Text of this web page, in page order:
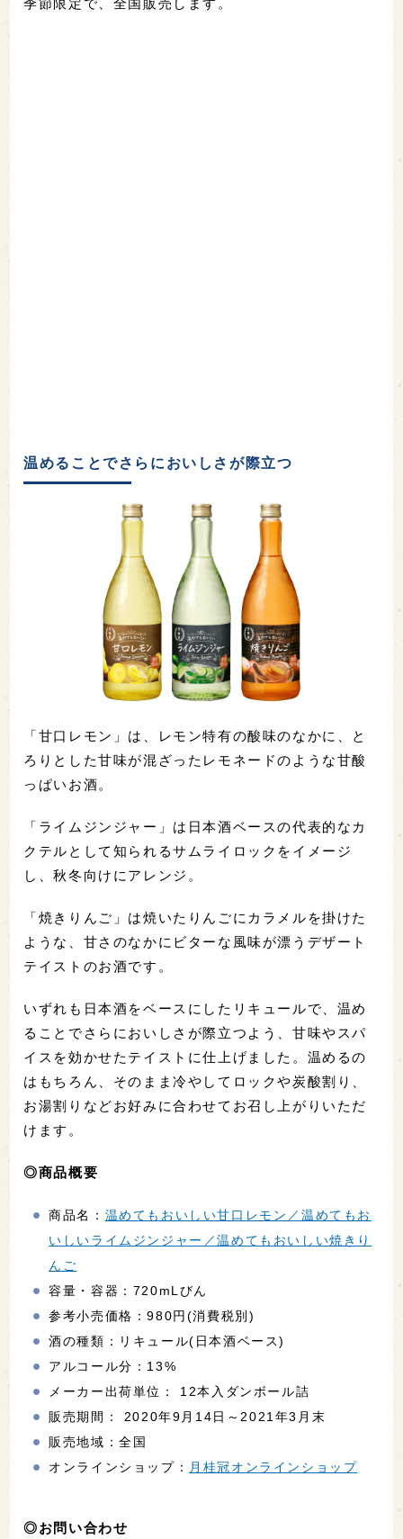
温めることでさらにおいしさが際立つ
「甘口レモン」は、レモン特有の酸味のなかに、と
ろりとした甘味が混ざったレモネードのような甘酸
っぱいお酒。
「ライムジンジャー」は日本酒ベースの代表的なカ
クテルとして知られるサムライロックをイメージ
し、秋冬向けにアレンジ。
「焼きりんご」は焼いたりんごにカラメルを掛けた
ような、甘さのなかにビターな風味が漂うデザート
テイストのお酒です。
いずれも日本酒をベースにしたリキュールで、温め
ることでさらにおいしさが際立つよう、甘味やスパ
イスを効かせたテイストに仕上げました。温めるの
はもちろん、そのまま冷やしてロックや炭酸割り、
お湯割りなどお好みに合わせてお召し上がりいただ
けます。
◎商品概要
商品名： 温めてもおいしい甘口レモン／温めてもお
いしいライムジンジャー／温めてもおいしい焼きり
んご
容量・容器：720mLびん
参考小売価格：980円(消費税別)
酒の種類：リキュール(日本酒ベース)
アルコール分：13%
メーカー出荷単位： 12本入ダンボール詰
販売期間： 2020年9月14日～2021年3月末
販売地域：全国
オンラインショップ：
月桂冠オンラインショップ
◎お問い合わせ